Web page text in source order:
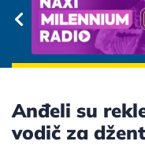
Anđeli su
vodič za